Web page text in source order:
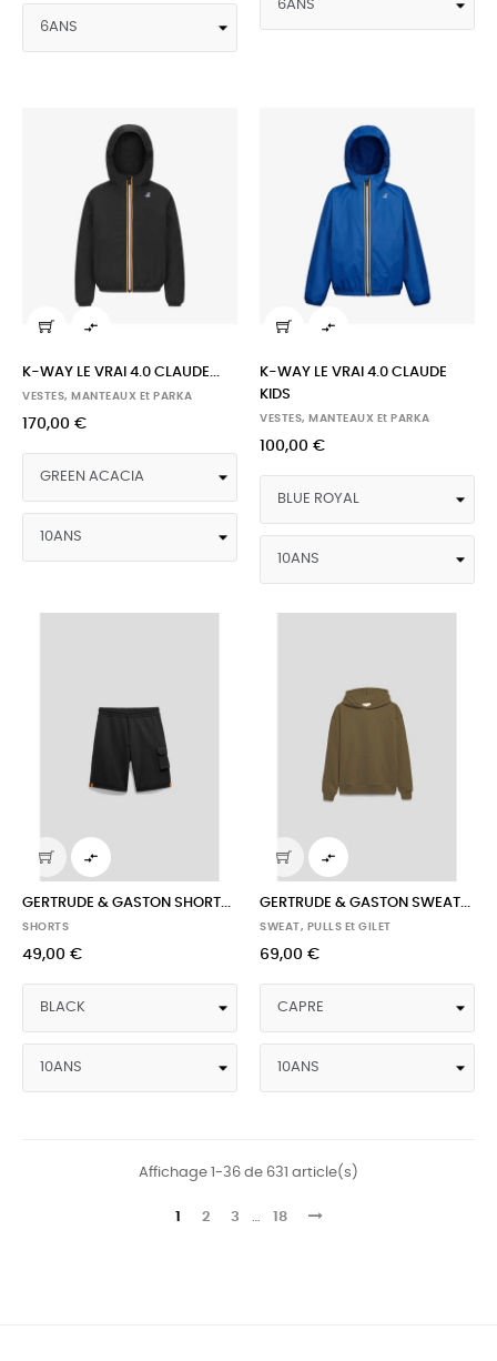

K-WAY LE VRAI 4.0 CLAUDE...
VESTES, MANTEAUX Et PARKA
170,00 €

K-WAY LE VRAI 4.0 CLAUDE
KIDS
VESTES, MANTEAUX Et PARKA
100,00 €

GERTRUDE & GASTON SHORT...
SHORTS
49,00 €

GERTRUDE & GASTON SWEAT...
SWEAT, PULLS Et GILET
69,00 €
Affichage 1-36 de 631 article(s)
1 2 3 … 18